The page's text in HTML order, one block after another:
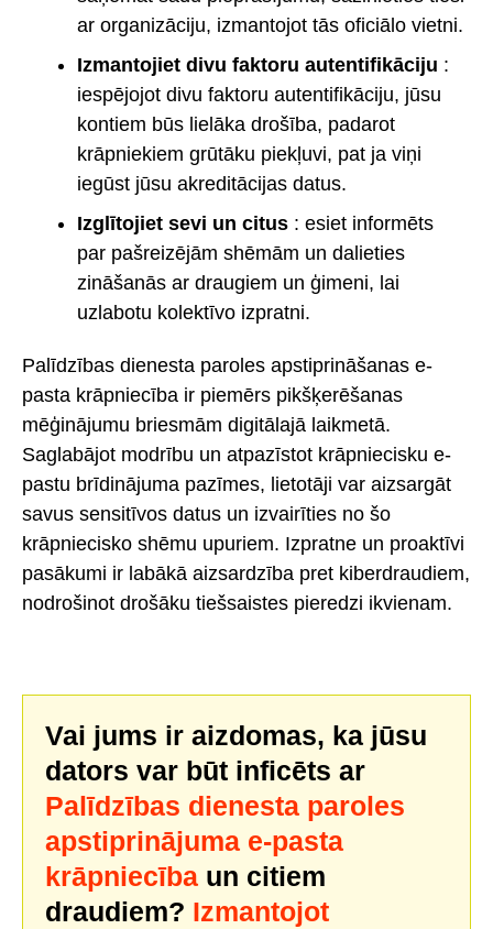
ar organizāciju, izmantojot tās oficiālo vietni.
Izmantojiet divu faktoru autentifikāciju :
iespējojot divu faktoru autentifikāciju, jūsu
kontiem būs lielāka drošība, padarot
krāpniekiem grūtāku piekļuvi, pat ja viņi
iegūst jūsu akreditācijas datus.
Izglītojiet sevi un citus : esiet informēts
par pašreizējām shēmām un dalieties
zināšanās ar draugiem un ģimeni, lai
uzlabotu kolektīvo izpratni.
Palīdzības dienesta paroles apstiprināšanas e-
pasta krāpniecība ir piemērs pikšķerēšanas
mēģinājumu briesmām digitālajā laikmetā.
Saglabājot modrību un atpazīstot krāpniecisku e-
pastu brīdinājuma pazīmes, lietotāji var aizsargāt
savus sensitīvos datus un izvairīties no šo
krāpniecisko shēmu upuriem. Izpratne un proaktīvi
pasākumi ir labākā aizsardzība pret kiberdraudiem,
nodrošinot drošāku tiešsaistes pieredzi ikvienam.
Vai jums ir aizdomas, ka jūsu
dators var būt inficēts ar
Palīdzības dienesta paroles
apstiprinājuma e-pasta
krāpniecība un citiem
draudiem? Izmantojot